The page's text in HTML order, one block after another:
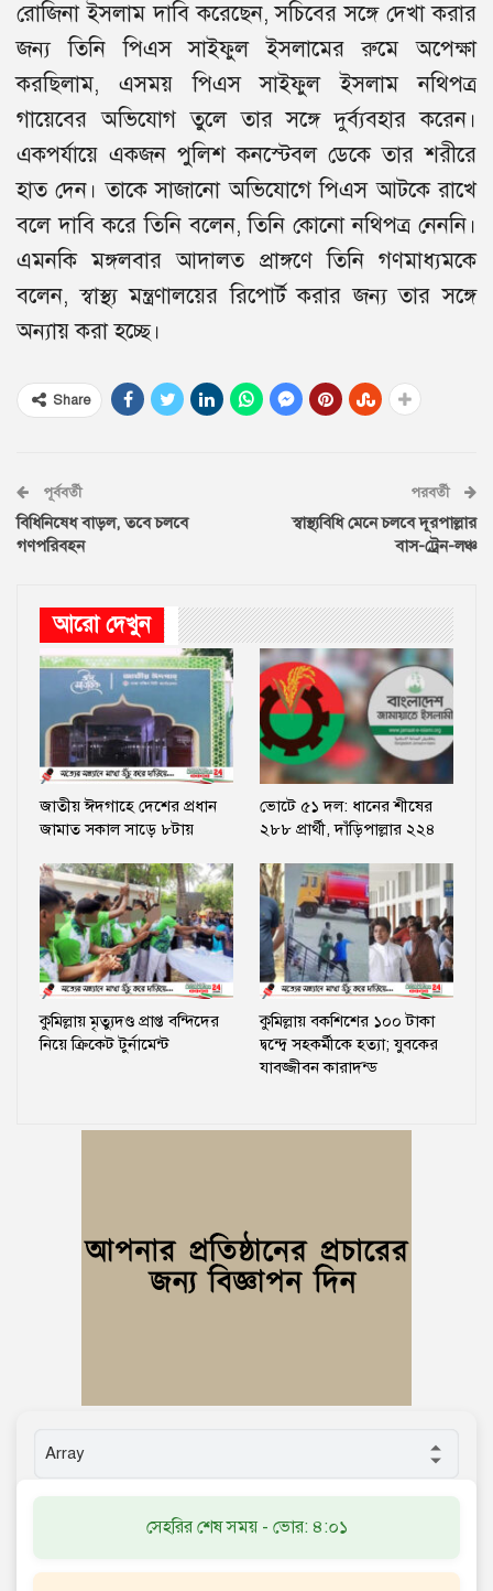
রোজিনা ইসলাম দাবি করেছেন, সচিবের সঙ্গে দেখা করার
জন্য তিনি পিএস সাইফুল ইসলামের রুমে অপেক্ষা
করছিলাম, এসময় পিএস সাইফুল ইসলাম নথিপত্র
গায়েবের অভিযোগ তুলে তার সঙ্গে দুর্ব্যবহার করেন।
একপর্যায়ে একজন পুলিশ কনস্টেবল ডেকে তার শরীরে
হাত দেন। তাকে সাজানো অভিযোগে পিএস আটকে রাখে
বলে দাবি করে তিনি বলেন, তিনি কোনো নথিপত্র নেননি।
এমনকি মঙ্গলবার আদালত প্রাঙ্গণে তিনি গণমাধ্যমকে
বলেন, স্বাস্থ্য মন্ত্রণালয়ের রিপোর্ট করার জন্য তার সঙ্গে
অন্যায় করা হচ্ছে।
Share
পূর্ববর্তী
বিধিনিষেধ বাড়ল, তবে চলবে
গণপরিবহন
পরবর্তী
স্বাস্থ্যবিধি মেনে চলবে দূরপাল্লার
বাস-ট্রেন-লঞ্চ
আরো দেখুন
জাতীয় ঈদগাহে দেশের প্রধান
জামাত সকাল সাড়ে ৮টায়
ভোটে ৫১ দল: ধানের শীষের
২৮৮ প্রার্থী, দাঁড়িপাল্লার ২২৪
কুমিল্লায় মৃত্যুদণ্ড প্রাপ্ত বন্দিদের
নিয়ে ক্রিকেট টুর্নামেন্ট
কুমিল্লায় বকশিশের ১০০ টাকা
দ্বন্দ্বে সহকর্মীকে হত্যা; যুবকের
যাবজ্জীবন কারাদন্ড
সেহরির শেষ সময় - ভোর: ৪:০১